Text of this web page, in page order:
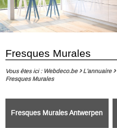
Fresques Murales
Vous êtes ici : Webdeco.be L'annuaire
Fresques Murales
Fresques Murales Antwerpen